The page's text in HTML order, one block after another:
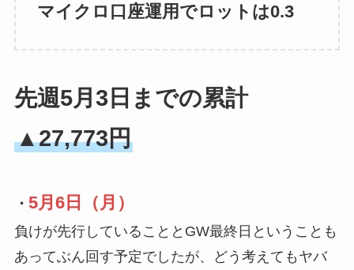
マイクロ口座運用でロットは0.3
先週5月3日までの累計
▲27,773円
・ 5月6日（月）
負けが先行していることとGW最終日ということも
あってぶん回す予定でしたが、どう考えてもヤバ